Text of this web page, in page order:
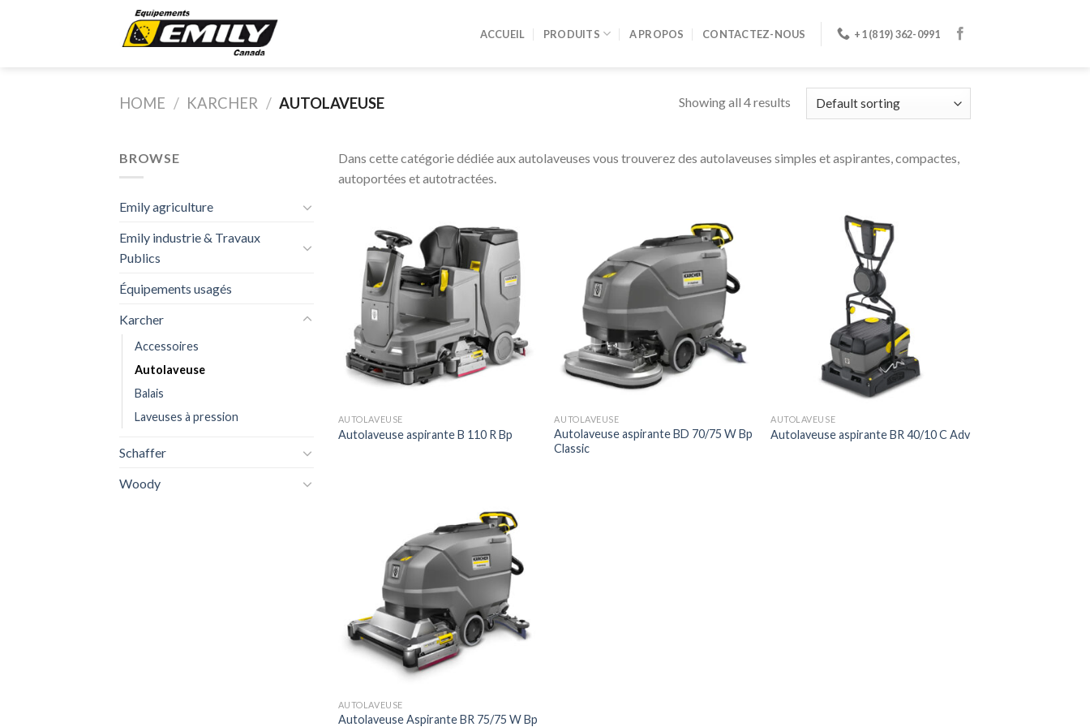
ACCUEIL PRODUITS A PROPOS CONTACTEZ-NOUS +1 (819) 362-0991
HOME / KARCHER / AUTOLAVEUSE Showing all 4 results
BROWSE
Emily agriculture
Emily industrie & Travaux
Publics
Équipements usagés
Karcher
Accessoires
Autolaveuse
Balais
Laveuses à pression
Schaffer
Woody
Dans cette catégorie dédiée aux autolaveuses vous trouverez des autolaveuses simples et aspirantes, compactes,
autoportées et autotractées.
Ajouter
à la liste
de
souhaits
AUTOLAVEUSE
Autolaveuse aspirante B 110 R Bp
Ajouter
à la liste
de
souhaits
AUTOLAVEUSE
Autolaveuse aspirante BD 70/75 W Bp
Classic
AUTOLAVEUSE
Autolaveuse aspirante BR 40/10 C Adv
Ajouter
à la liste
de
souhaits
AUTOLAVEUSE
Autolaveuse Aspirante BR 75/75 W Bp